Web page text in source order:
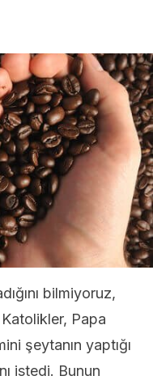
bilmiyoruz,
Papa
şeytanın yaptığı
istedi. Bunun